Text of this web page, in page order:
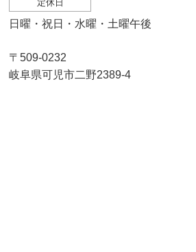
定休日
日曜・祝日・水曜・土曜午後
〒509-0232
岐阜県可児市二野2389-4